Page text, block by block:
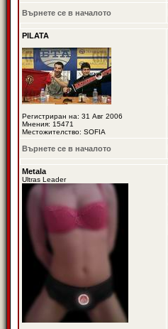
Върнете се в началото
PILATA
Регистриран на: 31 Авг 2006
Мнения: 15471
Местожителство: SOFIA
Върнете се в началото
Metala
Ultras Leader